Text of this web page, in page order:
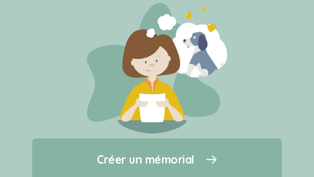
Créer un mémorial
Qui sommes-nous ?
Créer un mémorial